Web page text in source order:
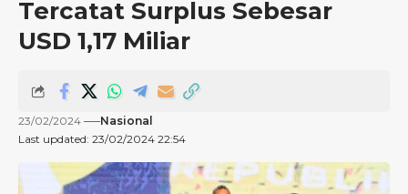
Tercatat Surplus Sebesar
USD 1,17 Miliar
Last updated: 23/02/2024 22:54
23/02/2024 Nasional